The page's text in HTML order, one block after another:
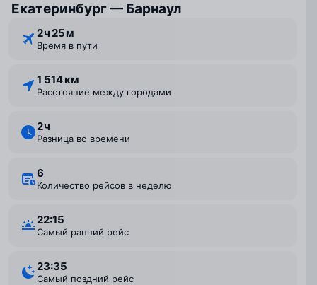
Екатеринбург — Барнаул
2 ⁠ч 25 ⁠м
Время в пути
1 514 км
Расстояние между городами
2 ⁠ч
Разница во времени
6
Количество рейсов в неделю
22:15
Самый ранний рейс
23:35
Самый поздний рейс